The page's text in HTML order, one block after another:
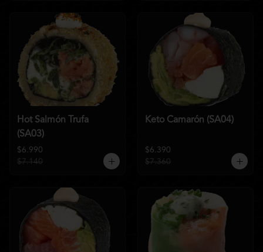
Hot Salmón Trufa
(SA03)
$6.990
$7.140
Keto Camarón (SA04)
$6.390
$7.360